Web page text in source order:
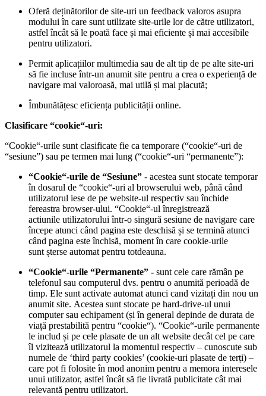
Oferă deținătorilor de site-uri un feedback valoros asupra
modului în care sunt utilizate site-urile lor de către utilizatori,
astfel încât să le poată face și mai eficiente și mai accesibile
pentru utilizatori.
Permit aplicațiilor multimedia sau de alt tip de pe alte site-uri
să fie incluse într-un anumit site pentru a crea o experiență de
navigare mai valoroasă, mai utilă și mai placută;
Îmbunătățesc eficiența publicității online.
Clasificare “cookie“-uri:
“Cookie“-urile sunt clasificate fie ca temporare (“cookie“-uri de
“sesiune”) sau pe termen mai lung (“cookie“-uri “permanente”):
“Cookie“-urile de “Sesiune” - acestea sunt stocate temporar
în dosarul de “cookie“-uri al browserului web, până când
utilizatorul iese de pe website-ul respectiv sau închide
fereastra browser-ului. “Cookie“-ul înregistrează
actiunile utilizatorului într-o singură sesiune de navigare care
începe atunci când pagina este deschisă și se termină atunci
când pagina este închisă, moment în care cookie-urile
sunt șterse automat pentru totdeauna.
“Cookie“-urile “Permanente” - sunt cele care rămân pe
telefonul sau computerul dvs. pentru o anumită perioadă de
timp. Ele sunt activate automat atunci cand vizitați din nou un
anumit site. Acestea sunt stocate pe hard-drive-ul unui
computer sau echipament (și în general depinde de durata de
viață prestabilită pentru “cookie“). “Cookie“-urile permanente
le includ și pe cele plasate de un alt website decât cel pe care
îl vizitează utilizatorul la momentul respectiv – cunoscute sub
numele de ‘third party cookies’ (cookie-uri plasate de terți) –
care pot fi folosite în mod anonim pentru a memora interesele
unui utilizator, astfel încât să fie livrată publicitate cât mai
relevantă pentru utilizatori.